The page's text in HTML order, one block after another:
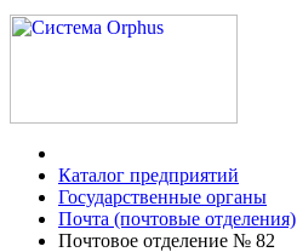
Каталог предприятий
Государственные органы
Почта (почтовые отделения)
Почтовое отделение № 82